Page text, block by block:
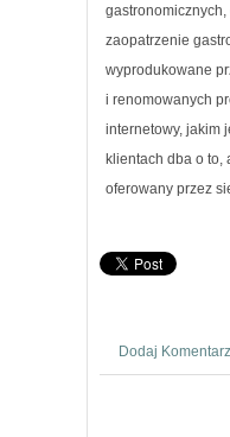
zaopatrzenie
wyprodukowane
i renomowanych
internetowy, jakim
klientach dba o to,
oferowany przez
Dodaj Komentarz